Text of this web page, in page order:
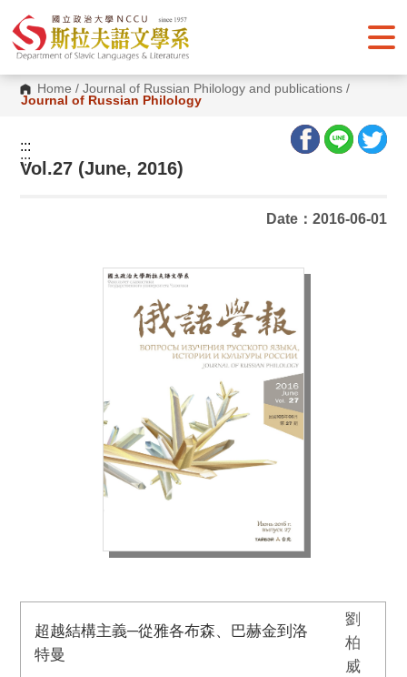
o
Home /Journal of Russian Philology and publications /
Journal of Russian Philology
:::
:::
Vol.27 (June, 2016)
Date：2016-06-01
超越結構主義─從雅各布森、巴赫金到洛
特曼
劉
柏
威